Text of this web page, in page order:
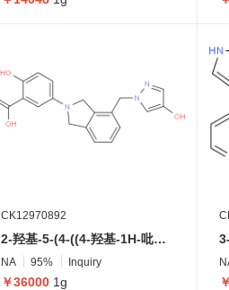
CK12970892
2-羟基-5-(4-((4-羟基-1H-吡唑-1-基)甲基)异吲哚啉-2-基)苯甲酸
NA 95% Inquiry
￥36000 1g